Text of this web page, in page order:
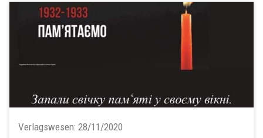
Verlagswesen: 28/11/2020